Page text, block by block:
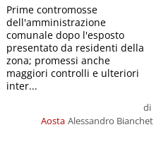
Aosta
di
Alessandro Bianchet
Prime contromosse
dell'amministrazione
comunale dopo l'esposto
presentato da residenti della
zona; promessi anche
maggiori controlli e ulteriori
inter...